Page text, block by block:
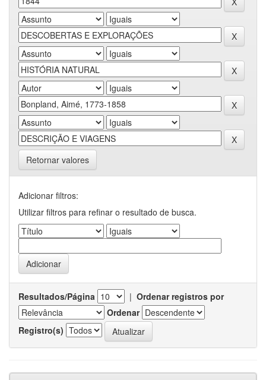
Retornar valores
Adicionar filtros:
Utilizar filtros para refinar o resultado de busca.
Resultados/Página | Ordenar registros por
Ordenar
Registro(s)